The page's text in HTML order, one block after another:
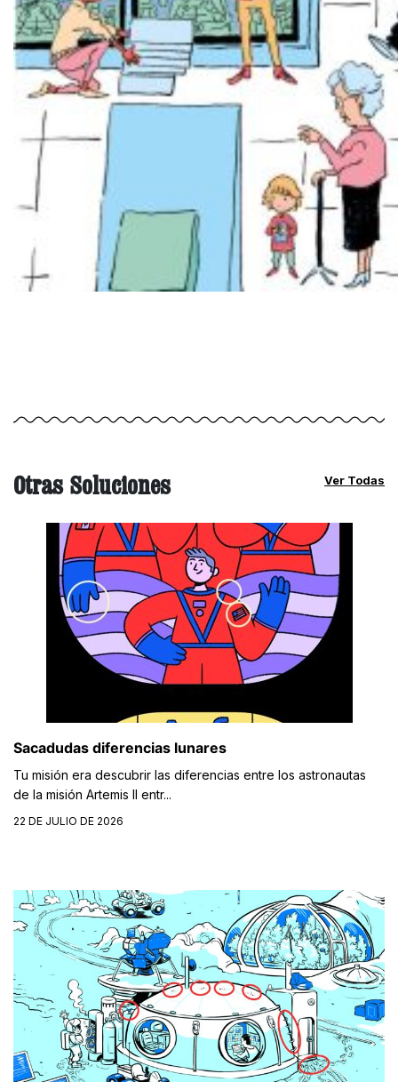
Otras Soluciones Ver Todas
Sacadudas diferencias lunares
Tu misión era descubrir las diferencias entre los astronautas
de la misión Artemis II entr...
22 DE JULIO DE 2026